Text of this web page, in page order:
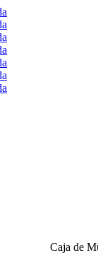
Caja de